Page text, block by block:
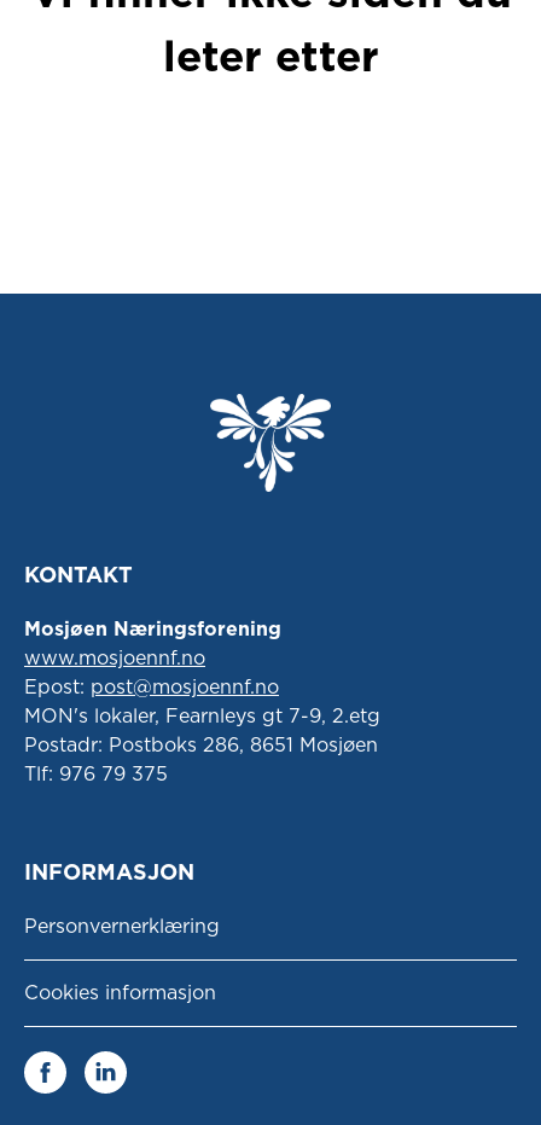
leter etter
KONTAKT
Mosjøen Næringsforening
www.mosjoennf.no
Epost: post@mosjoennf.no
MON's lokaler, Fearnleys gt 7-9, 2.etg
Postadr: Postboks 286, 8651 Mosjøen
Tlf: 976 79 375
INFORMASJON
Personvernerklæring
Cookies informasjon